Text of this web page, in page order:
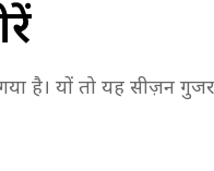
है। यों तो यह सीज़न